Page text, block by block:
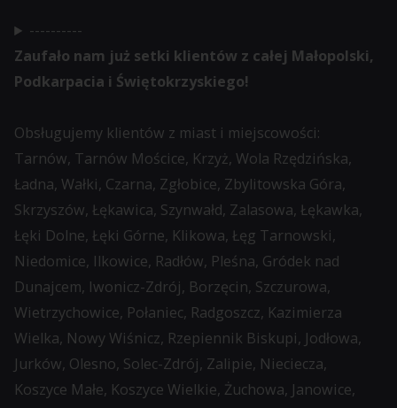
----------
Zaufało nam już setki klientów z całej Małopolski,
Podkarpacia i Świętokrzyskiego!
Obsługujemy klientów z miast i miejscowości:
Tarnów, Tarnów Mościce, Krzyż, Wola Rzędzińska,
Ładna, Wałki, Czarna, Zgłobice, Zbylitowska Góra,
Skrzyszów, Łękawica, Szynwałd, Zalasowa, Łękawka,
Łęki Dolne, Łęki Górne, Klikowa, Łęg Tarnowski,
Niedomice, Ilkowice, Radłów, Pleśna, Gródek nad
Dunajcem, Iwonicz-Zdrój, Borzęcin, Szczurowa,
Wietrzychowice, Połaniec, Radgoszcz, Kazimierza
Wielka, Nowy Wiśnicz, Rzepiennik Biskupi, Jodłowa,
Jurków, Olesno, Solec-Zdrój, Zalipie, Nieciecza,
Koszyce Małe, Koszyce Wielkie, Żuchowa, Janowice,
witryny.
Ten
dokument
rodzaje
używanych
plików
cookie,
zbierane
dane
oraz
sposób
przechowywania
lub
udostępniania